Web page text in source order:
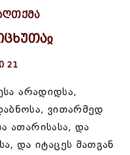
21
არადიდსა,
ვითარმედ
ათარისასა, და
და იტაცეს მათგან